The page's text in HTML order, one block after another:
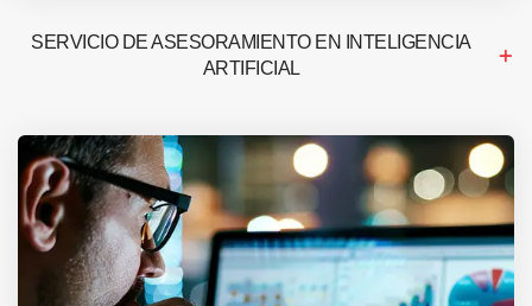
SERVICIO DE ASESORAMIENTO EN INTELIGENCIA
ARTIFICIAL